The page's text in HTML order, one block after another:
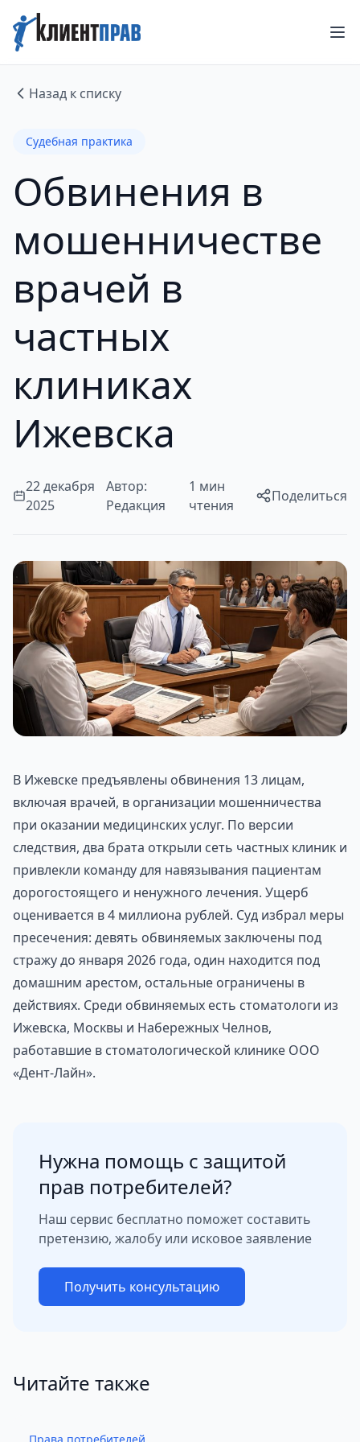
Назад к списку
Судебная практика
Обвинения в
мошенничестве
врачей в
частных
клиниках
Ижевска
22 декабря
2025
Автор:
Редакция
1 мин
чтения
Поделиться
В Ижевске предъявлены обвинения 13 лицам,
включая врачей, в организации мошенничества
при оказании медицинских услуг. По версии
следствия, два брата открыли сеть частных клиник и
привлекли команду для навязывания пациентам
дорогостоящего и ненужного лечения. Ущерб
оценивается в 4 миллиона рублей. Суд избрал меры
пресечения: девять обвиняемых заключены под
стражу до января 2026 года, один находится под
домашним арестом, остальные ограничены в
действиях. Среди обвиняемых есть стоматологи из
Ижевска, Москвы и Набережных Челнов,
работавшие в стоматологической клинике ООО
«Дент-Лайн».
Нужна помощь с защитой
прав потребителей?
Наш сервис бесплатно поможет составить
претензию, жалобу или исковое заявление
Получить консультацию
Читайте также